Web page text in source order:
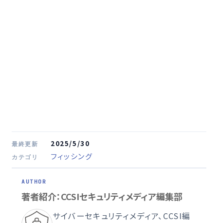
最終更新 2025/5/30
カテゴリ フィッシング
著者紹介：CCSIセキュリティメディア編集部
サイバーセキュリティメディア、CCSI編